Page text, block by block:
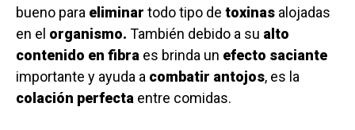
bueno para eliminar todo tipo de toxinas alojadas
en el organismo. También debido a su alto
contenido en fibra es brinda un efecto saciante
importante y ayuda a combatir antojos, es la
colación perfecta entre comidas.